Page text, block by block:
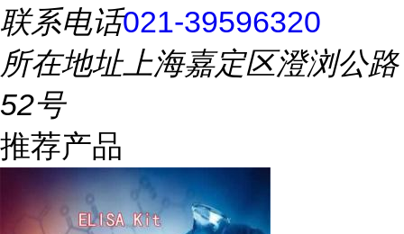
联系电话021-39596320
所在地址上海嘉定区澄浏公路
52号
推荐产品